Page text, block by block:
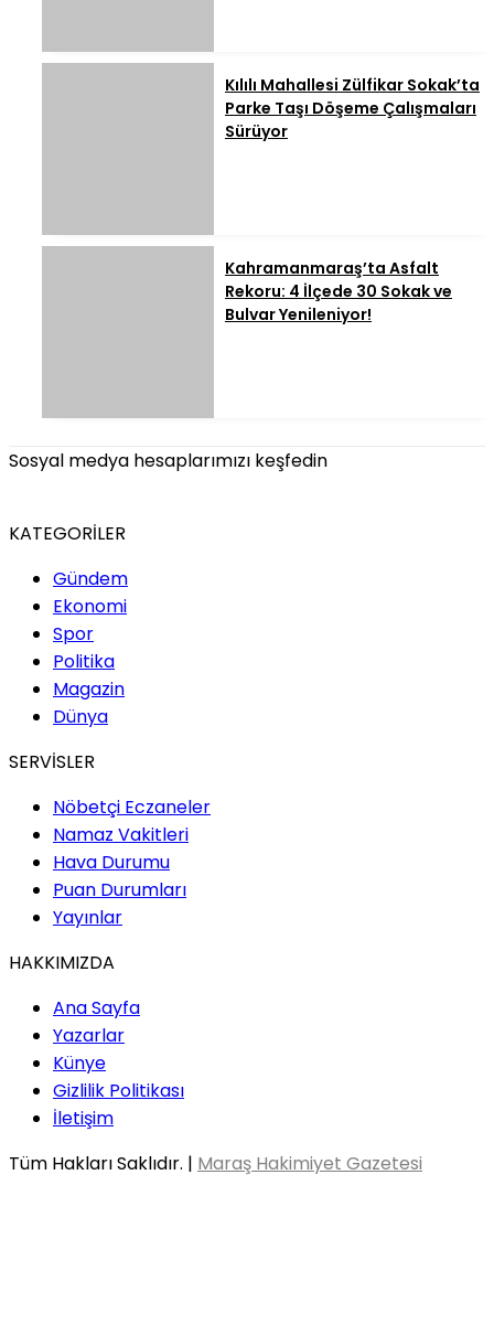
Kılılı Mahallesi Zülfikar Sokak’ta
Parke Taşı Döşeme Çalışmaları
Sürüyor
Kahramanmaraş’ta Asfalt
Rekoru: 4 İlçede 30 Sokak ve
Bulvar Yenileniyor!
Sosyal medya hesaplarımızı keşfedin
KATEGORİLER
Gündem
Ekonomi
Spor
Politika
Magazin
Dünya
SERVİSLER
Nöbetçi Eczaneler
Namaz Vakitleri
Hava Durumu
Puan Durumları
Yayınlar
HAKKIMIZDA
Ana Sayfa
Yazarlar
Künye
Gizlilik Politikası
İletişim
Tüm Hakları Saklıdır. | Maraş Hakimiyet Gazetesi